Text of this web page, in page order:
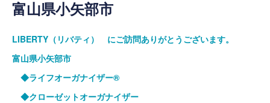
富山県小矢部市
LIBERTY（リバティ） にご訪問ありがとうございます。
富山県小矢部市
◆ライフオーガナイザー®
◆クローゼットオーガナイザー